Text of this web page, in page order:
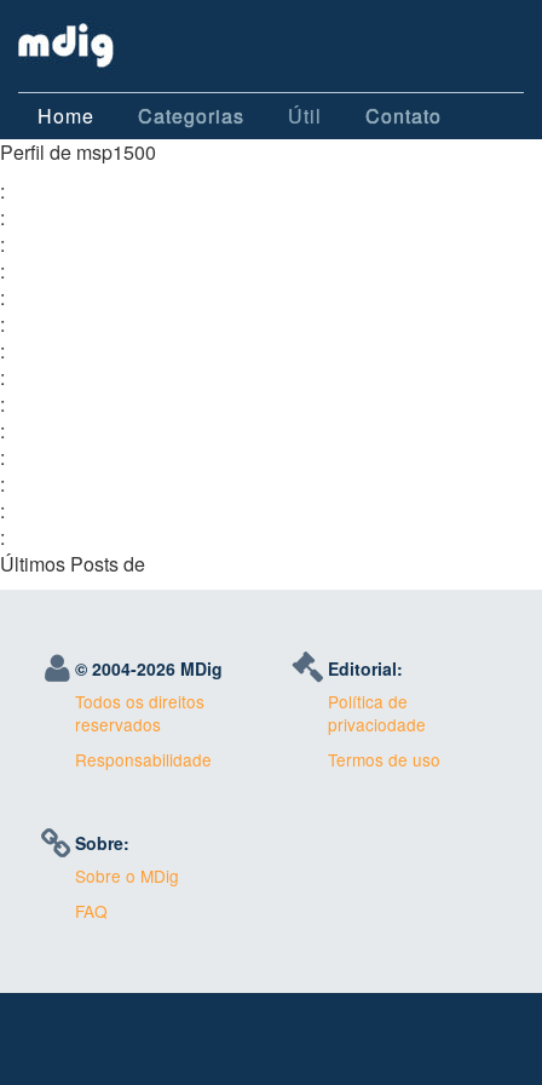
Home Categorias Útil
Contato
Perfil de msp1500
:
:
:
:
:
:
:
:
:
:
:
:
:
:
Últimos Posts de
© 2004-2026 MDig
Todos os direitos
reservados
Responsabilidade
Editorial:
Política de
privaciodade
Termos de uso
Sobre:
Sobre o MDig
FAQ